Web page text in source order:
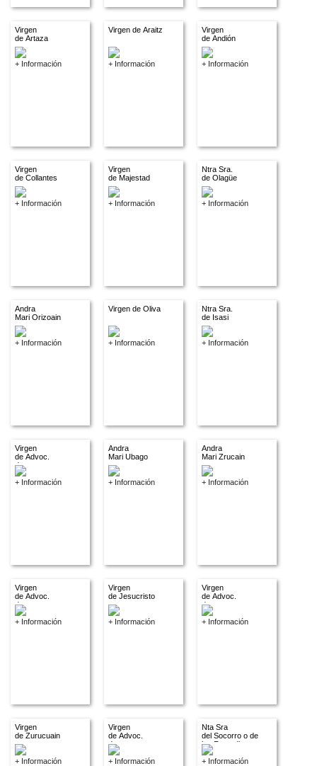
Virgen
de Artaza
+ Información
Virgen de Araitz
+ Información
Virgen
de Andión
+ Información
Virgen
de Collantes
+ Información
Virgen
de Majestad
+ Información
Ntra Sra.
de Olagüe
+ Información
Andra
Mari Orizoain
+ Información
Virgen de Oliva
+ Información
Ntra Sra.
de Isasi
+ Información
Virgen
de Advoc.
descon.
+ Información
Andra
Mari Ubago
+ Información
Andra
Mari Zrucain
+ Información
Virgen
de Advoc.
descon.
+ Información
Virgen
de Jesucristo
+ Información
Virgen
de Advoc.
descon.
+ Información
Virgen
de Zurucuain
+ Información
Virgen
de Advoc.
descon.
+ Información
Nta Sra
del Socorro o de
los Remedios
+ Información